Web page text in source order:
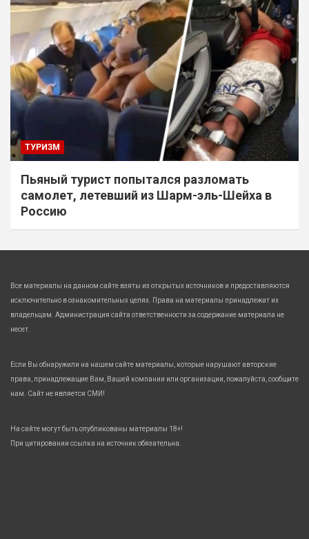
ТУРИЗМ
Пьяный турист попытался разломать
самолет, летевший из Шарм-эль-Шейха в
Россию
Все материалы на данном сайте взяты из открытых источников и предоставляются
исключительно в ознакомительных целях. Права на материалы принадлежат их
владельцам. Администрация сайта ответственности за содержание материала не
несет.
Если Вы обнаружили на нашем сайте материалы, которые нарушают авторские
права, принадлежащие Вам, Вашей компании или организации, пожалуйста, сообщите
нам. Сайт не является СМИ!
На сайте могут быть опубликованы материалы 18+!
При цитировании ссылка на источник обязательна.